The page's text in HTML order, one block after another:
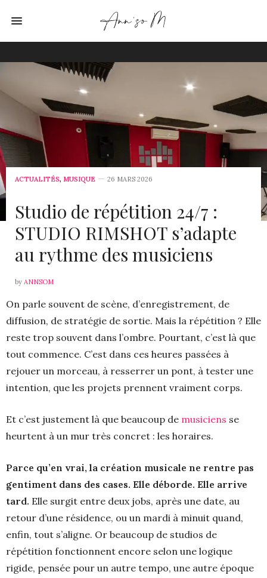
ACTUALITÉS, MUSIQUE 26 MARS 2026
Studio de répétition 24/7 :
STUDIO RIMSHOT s’adapte
au rythme des musiciens
by ANNSOM
On parle souvent de scène, d’enregistrement, de
diffusion, de stratégie de sortie. Mais la répétition ? Elle
reste trop souvent dans l’ombre. Pourtant, c’est là que
tout commence. C’est dans ces heures passées à
rejouer un morceau, à resserrer un pont, à tester une
intention, que les projets prennent vraiment corps.
Et c’est justement là que beaucoup de musiciens se
heurtent à un mur très concret : les horaires.
Parce qu’en vrai, la création musicale ne rentre pas
gentiment dans des cases. Elle déborde. Elle arrive
tard. Elle surgit entre deux jobs, après une date, au
retour d’une résidence, ou un mardi à minuit quand,
enfin, tout s’aligne. Or beaucoup de studios de
répétition fonctionnent encore selon une logique
rigide, pensée pour un autre tempo, une autre époque